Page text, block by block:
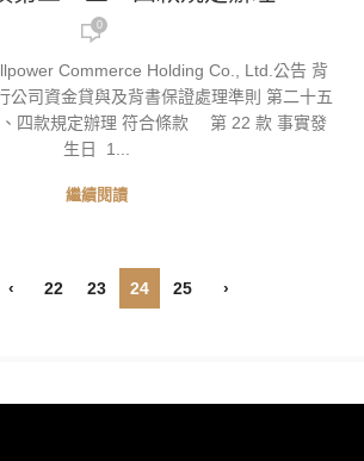
0
Commerce Holding Co., Ltd.公告 背
公司資金貸與及背書保證處理準則 第二十五
四款規定辦理 符合條款 第 22 款 事實發
生日 1...
繼續閱讀
‹ 22 23 24 25 ›